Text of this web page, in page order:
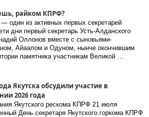
райком КПРФ?
один из активных первых секретарей
дни первый секретарь Усть-Алданского
Оллонов вместе с сыновьями-
Айаалом и Одуном, нынче окончившим
памятника участникам Великой …
Якутска обсудили участие в
2026 года
Якутского рескома КПРФ 21 июля
День секретаря Якутского горкома КПРФ